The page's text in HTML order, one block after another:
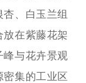
、白玉兰组
在紫藤花架
峰与花卉景观
集的工业区